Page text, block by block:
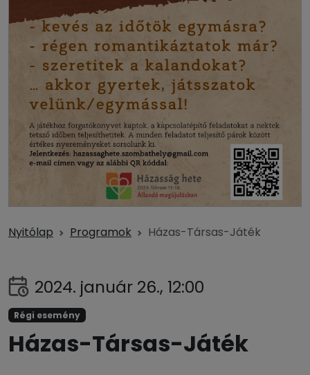
Nyitólap Programok Házas-Társas-Játék
2024. január 26., 12:00
Régi esemény
Házas-Társas-Játék